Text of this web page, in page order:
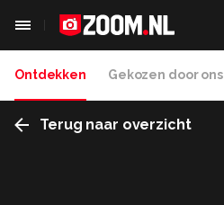
Ontdekken Gekozen door ons
Terug naar overzicht